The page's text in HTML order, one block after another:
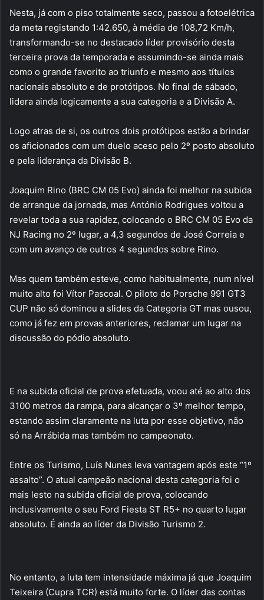
Nesta, já com o piso totalmente seco, passou a fotoelétrica
da meta registando 1:42.650, à média de 108,72 Km/h,
transformando-se no destacado líder provisório desta
terceira prova da temporada e assumindo-se ainda mais
como o grande favorito ao triunfo e mesmo aos títulos
nacionais absoluto e de protótipos. No final de sábado,
lidera ainda logicamente a sua categoria e a Divisão A.
Logo atras de si, os outros dois protótipos estão a brindar
os aficionados com um duelo aceso pelo 2º posto absoluto
e pela liderança da Divisão B.
Joaquim Rino (BRC CM 05 Evo) ainda foi melhor na subida
de arranque da jornada, mas António Rodrigues voltou a
revelar toda a sua rapidez, colocando o BRC CM 05 Evo da
NJ Racing no 2º lugar, a 4,3 segundos de José Correia e
com um avanço de outros 4 segundos sobre Rino.
Mas quem também esteve, como habitualmente, num nível
muito alto foi Vítor Pascoal. O piloto do Porsche 991 GT3
CUP não só dominou a slides da Categoria GT mas ousou,
como já fez em provas anteriores, reclamar um lugar na
discussão do pódio absoluto.
E na subida oficial de prova efetuada, voou até ao alto dos
3100 metros da rampa, para alcançar o 3º melhor tempo,
estando assim claramente na luta por esse objetivo, não
só na Arrábida mas também no campeonato.
Entre os Turismo, Luís Nunes leva vantagem após este “1º
assalto”. O atual campeão nacional desta categoria foi o
mais lesto na subida oficial de prova, colocando
inclusivamente o seu Ford Fiesta ST R5+ no quarto lugar
absoluto. É ainda ao líder da Divisão Turismo 2.
No entanto, a luta tem intensidade máxima já que Joaquim
Teixeira (Cupra TCR) está muito forte. O líder das contas